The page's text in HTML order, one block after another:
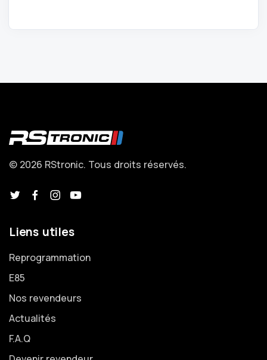
© 2026 RStronic. Tous droits réservés.
Liens utiles
Reprogrammation
E85
Nos revendeurs
Actualités
F.A.Q